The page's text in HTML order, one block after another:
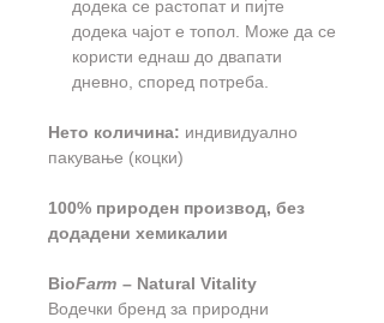
додека се растопат и пијте
додека чајот е топол. Може да се
користи еднаш до двапати
дневно, според потреба.
Нето количина: индивидуално
пакување (коцки)
100% природен производ, без
додадени хемикалии
BioFarm – Natural Vitality
Водечки бренд за природни